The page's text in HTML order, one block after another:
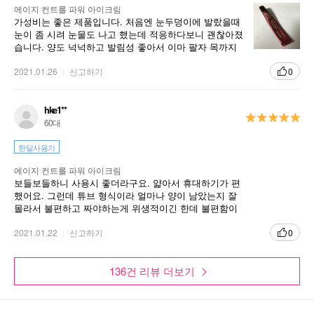
1 동백 사포닌 안티에이징
동백 꽃에서 찾은 강력한 안티에이징 효능 성분인 동백 꽃 사포닌
이 피부 노화를 완화해 어리고 건강한 피부로 가꾸어줍니다.
동백 오일의 탄탄한 보습막
동백 오일이 피부에 오일 보습막을 형성해 피부 건조를 해소하고
피부를 단단하게 보호해줍니다.
3 눈가 고민 360 토탈 케어
눈가 핵심 고민 부위에 작용해 눈가 주름, 탄력, 피부톤, 리프팅, 보
습까지 집중 케어해줍니다.
금속 어플리케이터를 활용한 마사지가 눈가 피로도를 개선하고 건
강한 눈가로 가꾸어줍니다.
에이지 컨트롤 파워 아이크림
가성비는 좋은 제품입니다. 처음엔 눈두덩이에 발랐을때
눈이 좀 시려 눈물도 나고 했는데 적응하다보니 괜찮아졌
습니다. 양도 넉넉하고 발림성 좋아서 이마 팔자 목까지
2021.01.26 신고하기 0
hke1**
60대
한달사용기
에이지 컨트롤 파워 아이크림
보들보들하니 사용시 좋더라구요. 얇아서 휴대하기가 편
했어요. 그런데 튜브 형식이라 얼마나 양이 남았는지 잘
몰라서 불편하고 짜야하는게 위생적이긴 한데 불편함이
2021.01.22 신고하기 0
136건 리뷰 더보기